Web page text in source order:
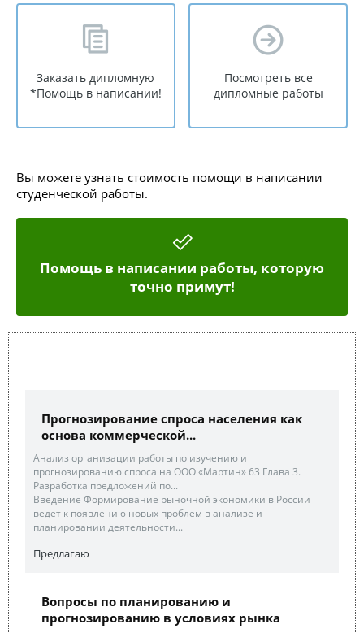
Заказать дипломную
*Помощь в написании!
Посмотреть все
дипломные работы
Вы можете узнать стоимость помощи в написании
студенческой работы.
Помощь в написании работы, которую
точно примут!
Прогнозирование спроса населения как
основа коммерческой...
Анализ организации работы по изучению и
прогнозированию спроса на ООО «Мартин» 63 Глава 3.
Разработка предложений по...
Введение Формирование рыночной экономики в России
ведет к появлению новых проблем в анализе и
планировании деятельности...
Предлагаю
Вопросы по планированию и
прогнозированию в условиях рынка